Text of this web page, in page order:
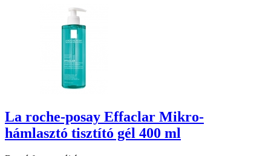
La roche-posay Effaclar Mikro-
hámlasztó tisztító gél 400 ml